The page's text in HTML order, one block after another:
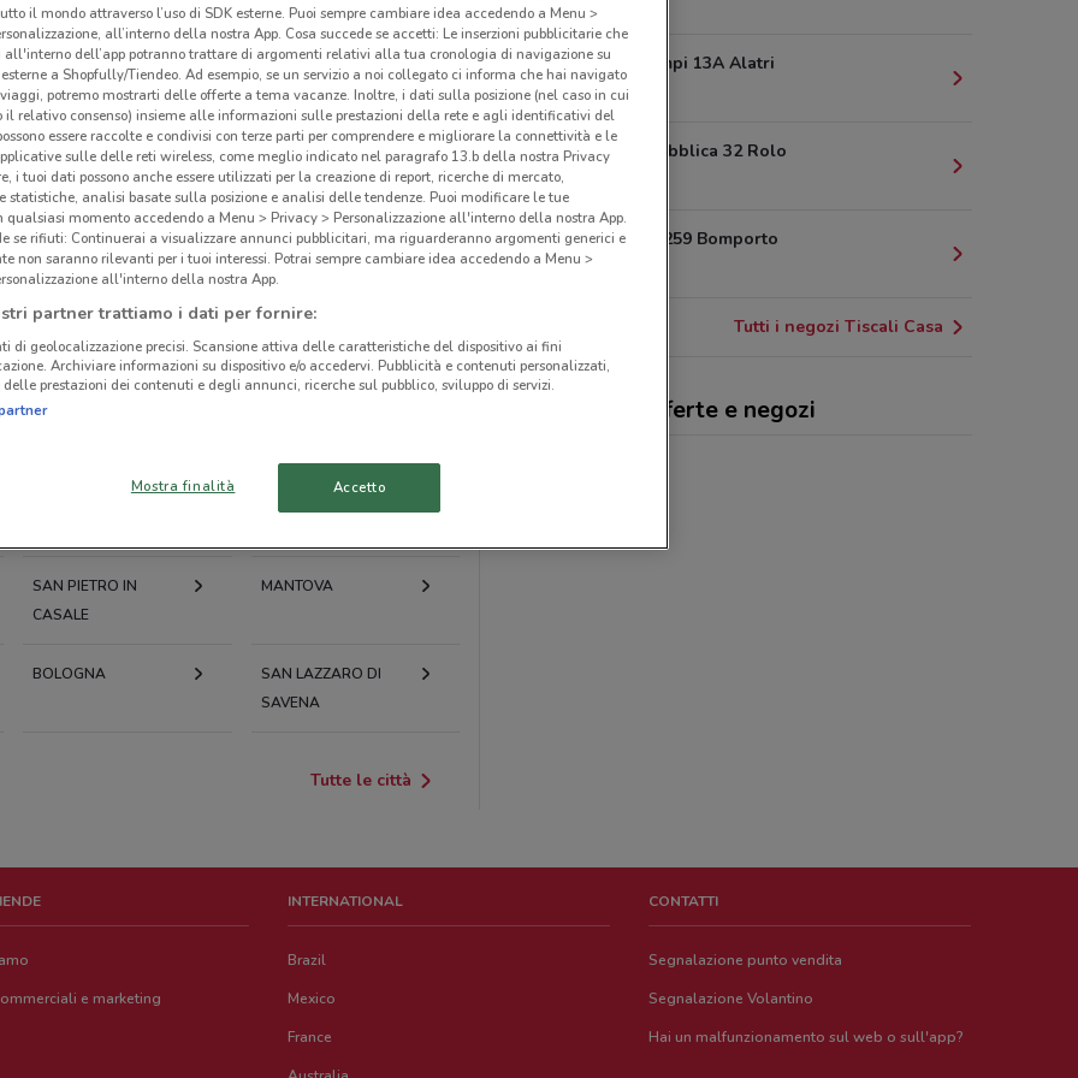
MIRANDOLA
SAN PIETRO IN
CASALE
MANTOVA
BOLOGNA
SAN LAZZARO DI
SAVENA
Tutte le città
Via Dei Campi 13A Alatri
4.7 km
Corso Repubblica 32 Rolo
Via Tevere 259 Bomporto
13.1 km
Tutti i negozi Tiscali Casa
Tiscali Casa, offerte e negozi
e marketing
INTERNATIONAL
Brazil
Mexico
France
CONTATTI
Segnalazione punto vendita
Segnalazione Volantino
Hai un malfunzionamento sul web o sull'app?
il mondo attraverso l’uso di SDK esterne. Puoi sempre cambiare idea accedendo a Menu >
all’interno della nostra App. Cosa succede se accetti: Le inserzioni pubblicitarie che
all'interno dell’app potranno trattare di argomenti relativi alla tua cronologia di navigazione su
a Shopfully/Tiendeo. Ad esempio, se un servizio a noi collegato ci informa che hai navigato
potremo mostrarti delle offerte a tema vacanze. Inoltre, i dati sulla posizione (nel caso in cui
il relativo consenso) insieme alle informazioni sulle prestazioni della rete e agli identificativi del
essere raccolte e condivisi con terze parti per comprendere e migliorare la connettività e le
sulle delle reti wireless, come meglio indicato nel paragrafo 13.b della nostra Privacy
i tuoi dati possono anche essere utilizzati per la creazione di report, ricerche di mercato,
statistiche, analisi basate sulla posizione e analisi delle tendenze. Puoi modificare le tue
qualsiasi momento accedendo a Menu > Privacy > Personalizzazione all'interno della nostra App.
se rifiuti: Continuerai a visualizzare annunci pubblicitari, ma riguarderanno argomenti generici e
non saranno rilevanti per i tuoi interessi. Potrai sempre cambiare idea accedendo a Menu >
all'interno della nostra App.
partner trattiamo i dati per fornire:
di geolocalizzazione precisi. Scansione attiva delle caratteristiche del dispositivo ai fini
Archiviare informazioni su dispositivo e/o accedervi. Pubblicità e contenuti personalizzati,
prestazioni dei contenuti e degli annunci, ricerche sul pubblico, sviluppo di servizi.
Mostra finalità Accetto